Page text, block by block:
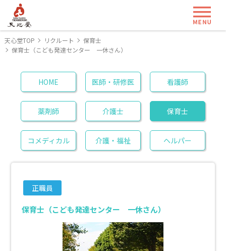
天心堂TOP リクルート
保育士
保育士（こども発達センター 一休さん）
HOME 医師・研修医 看護師
薬剤師 介護士 保育士
コメディカル 介護・福祉 ヘルパー
正職員
保育士（こども発達センター 一休さん）